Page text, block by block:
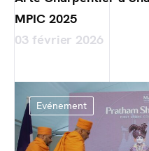
MPIC 2025
03 février 2026
Evénement